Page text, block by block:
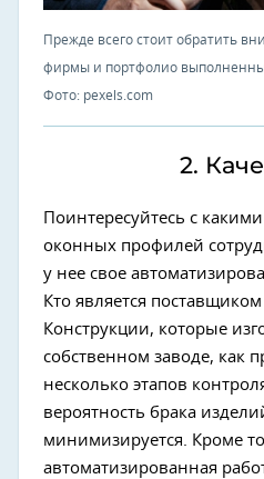
Прежде всего стоит обратить
фирмы и портфолио
Фото: pexels.com
2.
Поинтересуйтесь с
оконных профилей
у нее свое
Кто является
Конструкции, которые
собственном заводе, как
несколько этапов
вероятность брака
минимизируется. Кроме
автоматизированная